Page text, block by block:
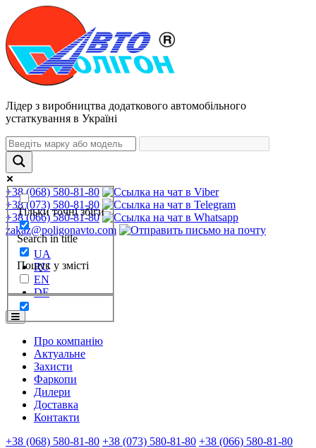
Лідер з виробництва додаткового автомобільного
устаткування в Україні
Тільки точні збіги
Search in title
Пошук у змісті
+38 (068) 580-81-80
+38 (073) 580-81-80
+38 (066) 580-81-80
zakaz@poligonavto.com
UA
RU
EN
DE
Про компанію
Актуальне
Захисти
Фаркопи
Дилери
Доставка
Контакти
+38 (068) 580-81-80 +38 (073) 580-81-80 +38 (066) 580-81-80